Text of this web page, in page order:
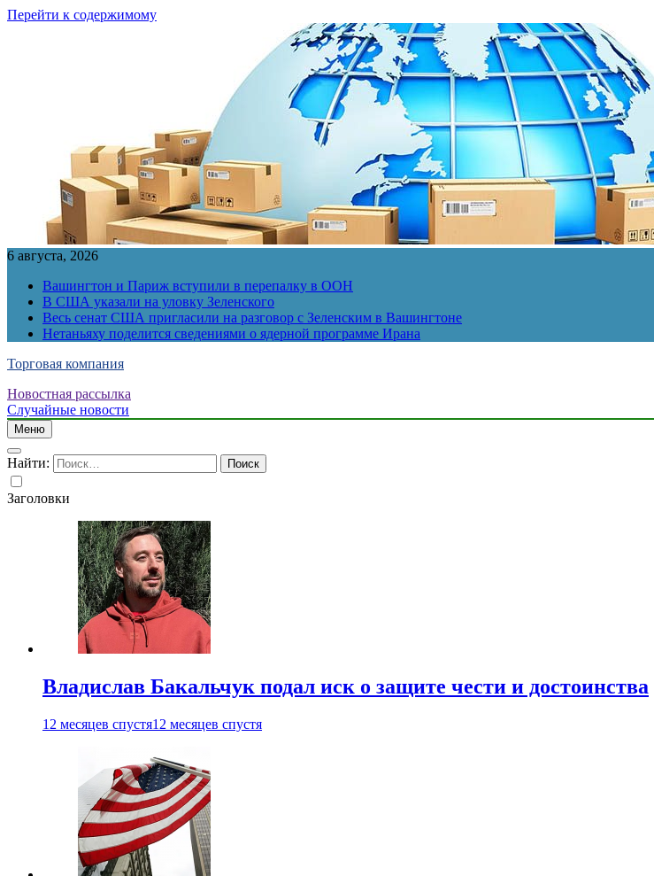
Перейти к содержимому
6 августа, 2026
Вашингтон и Париж вступили в перепалку в ООН
В США указали на уловку Зеленского
Весь сенат США пригласили на разговор с Зеленским в Вашингтоне
Нетаньяху поделится сведениями о ядерной программе Ирана
Торговая компания
Новостная рассылка
Случайные новости
Меню
Найти:
Заголовки
Владислав Бакальчук подал иск о защите чести и достоинства
12 месяцев спустя12 месяцев спустя